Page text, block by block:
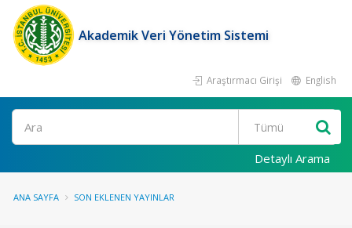
Akademik Veri Yönetim Sistemi
Araştırmacı Girişi English
Ara
Detaylı Arama
ANA SAYFA SON EKLENEN YAYINLAR